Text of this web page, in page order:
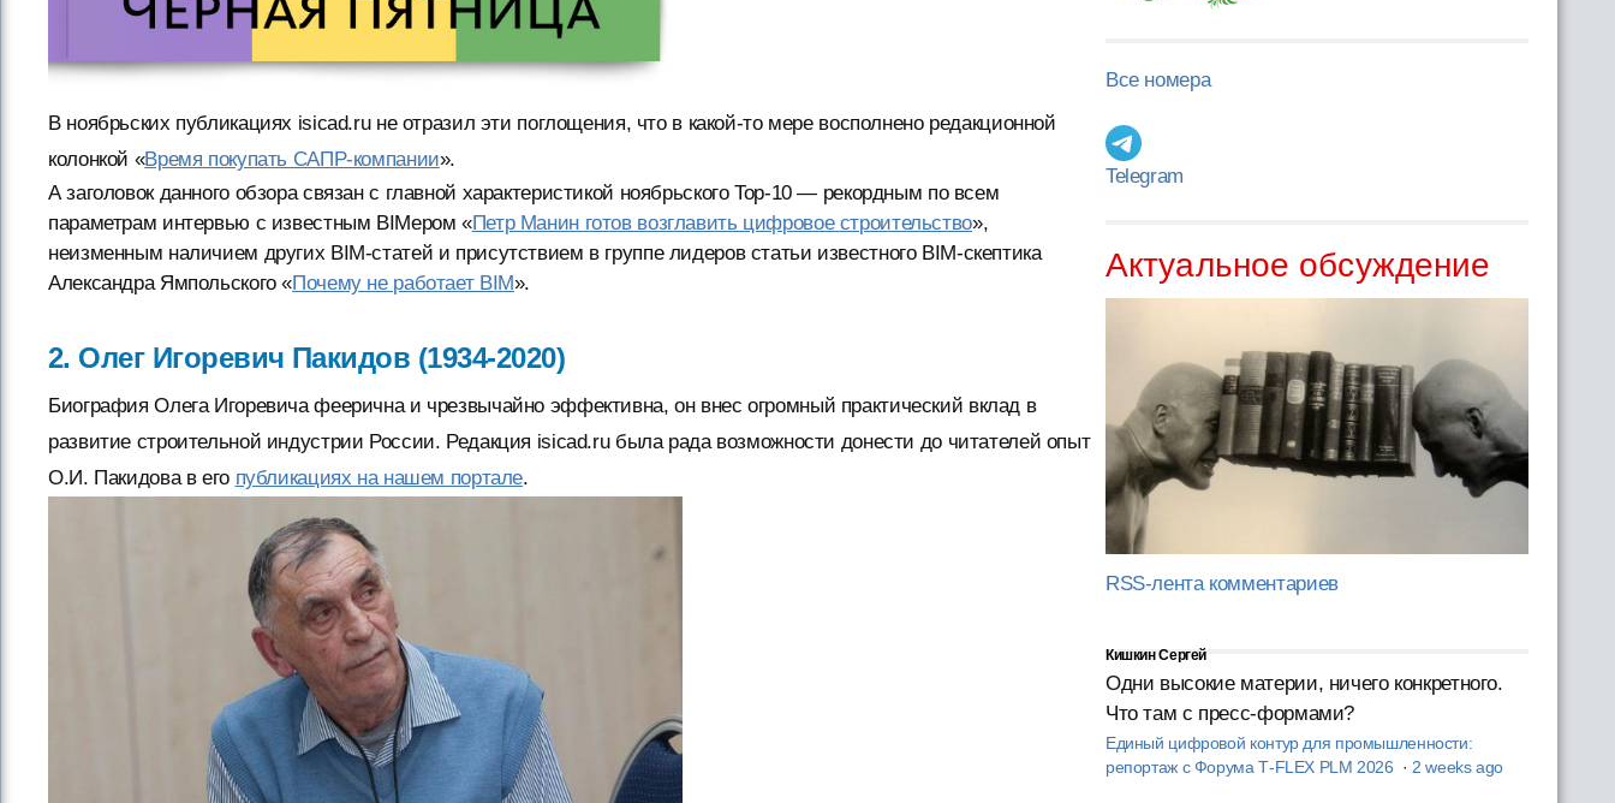
В ноябрьских публикациях isicad.ru не отразил эти поглощения, что в какой-то мере восполнено редакционной
колонкой «Время покупать САПР-компании».
А заголовок данного обзора связан с главной характеристикой ноябрьского Top-10 — рекордным по всем
параметрам интервью с известным BIMером «Петр Манин готов возглавить цифровое строительство»,
неизменным наличием других BIM-статей и присутствием в группе лидеров статьи известного BIM-скептика
Александра Ямпольского «Почему не работает BIM».
2. Олег Игоревич Пакидов (1934-2020)
Биография Олега Игоревича феерична и чрезвычайно эффективна, он внес огромный практический вклад в
развитие строительной индустрии России. Редакция isicad.ru была рада возможности донести до читателей опыт
О.И. Пакидова в его публикациях на нашем портале.
Все номера
Telegram
Актуальное обсуждение
RSS-лента комментариев
Кишкин Сергей
Одни высокие материи, ничего конкретного.
Что там с пресс-формами?
Единый цифровой контур для промышленности:
репортаж с Форума T‑FLEX PLM 2026 · 2 weeks ago